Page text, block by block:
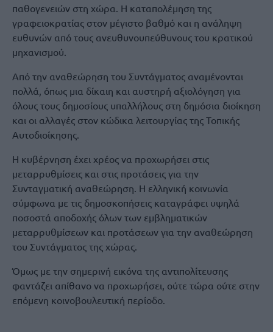
παθογενειών στη χώρα. Η καταπολέμηση της
γραφειοκρατίας στον μέγιστο βαθμό και η ανάληψη
ευθυνών από τους ανευθυνουπεύθυνους του κρατικού
μηχανισμού.
Από την αναθεώρηση του Συντάγματος αναμένονται
πολλά, όπως μια δίκαιη και αυστηρή αξιολόγηση για
όλους τους δημοσίους υπαλλήλους στη δημόσια διοίκηση
και οι αλλαγές στον κώδικα λειτουργίας της Τοπικής
Αυτοδιοίκησης.
Η κυβέρνηση έχει χρέος να προχωρήσει στις
μεταρρυθμίσεις και στις προτάσεις για την
Συνταγματική αναθεώρηση. Η ελληνική κοινωνία
σύμφωνα με τις δημοσκοπήσεις καταγράφει υψηλά
ποσοστά αποδοχής όλων των εμβληματικών
μεταρρυθμίσεων και προτάσεων για την αναθεώρηση
του Συντάγματος της χώρας.
Όμως με την σημερινή εικόνα της αντιπολίτευσης
φαντάζει απίθανο να προχωρήσει, ούτε τώρα ούτε στην
επόμενη κοινοβουλευτική περίοδο.